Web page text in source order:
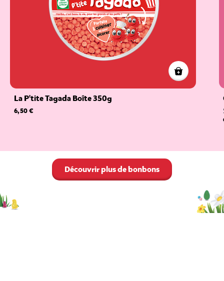
La P'tite Tagada Boîte 350g
6,50 €
Découvrir plus de bonbons